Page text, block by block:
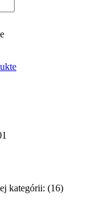
kategórii: (16)